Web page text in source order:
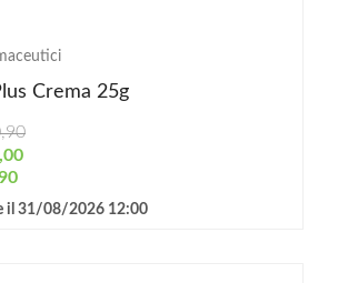
Crema 25g
il 31/08/2026 12:00